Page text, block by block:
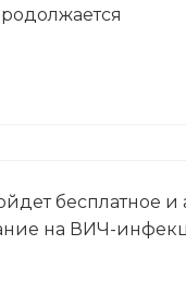
бесплатное
на ВИЧ-